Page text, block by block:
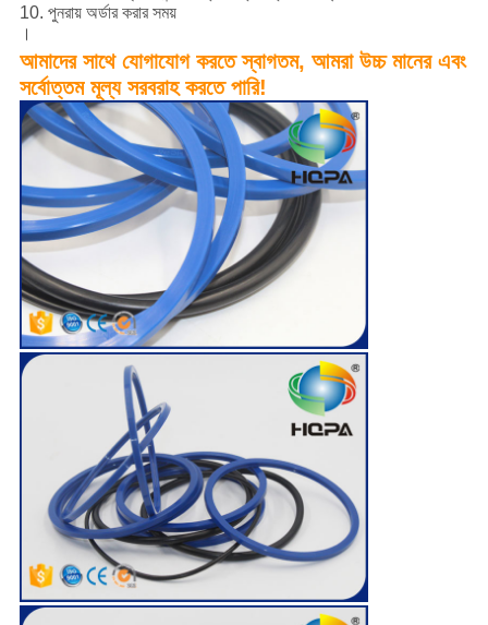
10. পুনরায় অর্ডার করার সময়
।
আমাদের সাথে যোগাযোগ করতে স্বাগতম, আমরা উচ্চ মানের এবং
সর্বোত্তম মূল্য সরবরাহ করতে পারি!